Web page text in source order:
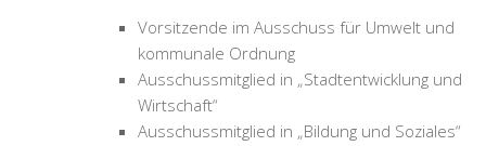
Vorsitzende im Ausschuss für Umwelt und
kommunale Ordnung
Ausschussmitglied in „Stadtentwicklung und
Wirtschaft“
Ausschussmitglied in „Bildung und Soziales“